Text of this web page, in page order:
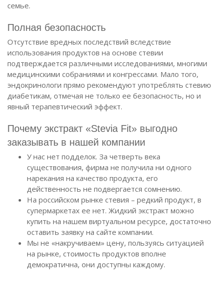
семье.
Полная безопасность
Отсутствие вредных последствий вследствие
использования продуктов на основе стевии
подтверждается различными исследованиями, многими
медицинскими собраниями и конгрессами. Мало того,
эндокринологи прямо рекомендуют употреблять стевию
диабетикам, отмечая не только ее безопасность, но и
явный терапевтический эффект.
Почему экстракт «Stevia Fit» выгодно
заказывать в нашей компании
У нас нет подделок. За четверть века
существования, фирма не получила ни одного
нарекания на качество продукта, его
действенность не подвергается сомнению.
На российском рынке стевия – редкий продукт, в
супермаркетах ее нет. Жидкий экстракт можно
купить на нашем виртуальном ресурсе, достаточно
оставить заявку на сайте компании.
Мы не «накручиваем» цену, пользуясь ситуацией
на рынке, стоимость продуктов вполне
демократична, они доступны каждому.